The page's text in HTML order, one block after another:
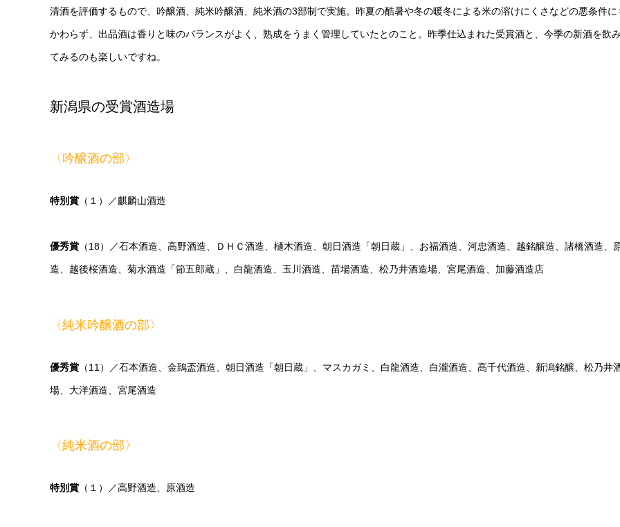
清酒を評価するもので、吟醸酒、純米吟醸酒、純米酒の3部制で実施。昨夏の酷暑や冬の暖冬による米の溶けにくさなどの悪条件に
かわらず、出品酒は香りと味のバランスがよく、熟成をうまく管理していたとのこと。昨季仕込まれた受賞酒と、今季の新酒を飲
てみるのも楽しいですね。
新潟県の受賞酒造場
〈吟醸酒の部〉
特別賞 （１）／麒麟山酒造
優秀賞 （18）／石本酒造、高野酒造、ＤＨＣ酒造、樋木酒造、朝日酒造「朝日蔵」、お福酒造、河忠酒造、越銘醸造、諸橋酒造、
造、越後桜酒造、菊水酒造「節五郎蔵」、白龍酒造、玉川酒造、苗場酒造、松乃井酒造場、宮尾酒造、加藤酒造店
〈純米吟醸酒の部〉
優秀賞 （11）／石本酒造、金鵄盃酒造、朝日酒造「朝日蔵」、マスカガミ、白龍酒造、白瀧酒造、髙千代酒造、新潟銘醸、松乃井
場、大洋酒造、宮尾酒造
〈純米酒の部〉
特別賞 （１）／高野酒造、原酒造